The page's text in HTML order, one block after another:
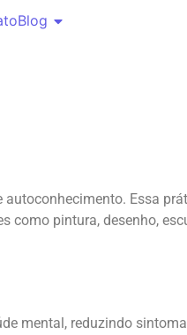
Blog
Essa
pintura, desenho,
mental, reduzindo